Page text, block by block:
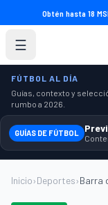
Obtén hasta 18
☰
FÚTBOL AL DÍA
Guías, contexto y
rumbo a 2026.
GUÍAS DE FÚTBOL
Inicio›Deportes›